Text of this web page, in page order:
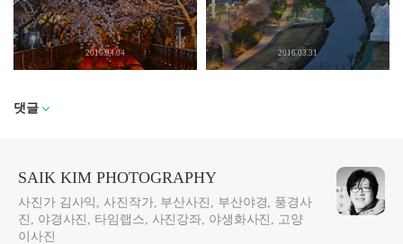
2016.04.04 2016.03.31
댓글
SAIK KIM PHOTOGRAPHY
사진가 김사익, 사진작가, 부산사진, 부산야경, 풍경사
진, 야경사진, 타임랩스, 사진강좌, 야생화사진, 고양
이사진